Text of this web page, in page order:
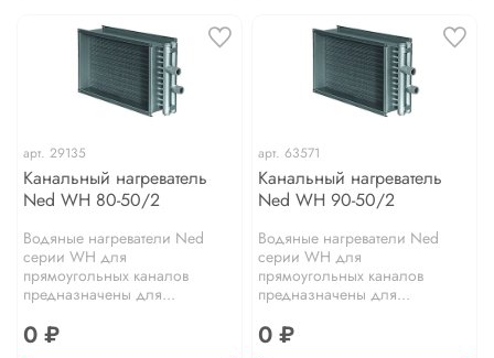
арт. 29135
Канальный нагреватель
Ned WH 80-50/2
Водяные нагреватели Ned
серии WH для
прямоугольных каналов
предназначены для...
0 ₽
арт. 63571
Канальный нагреватель
Ned WH 90-50/2
Водяные нагреватели Ned
серии WH для
прямоугольных каналов
предназначены для...
0 ₽